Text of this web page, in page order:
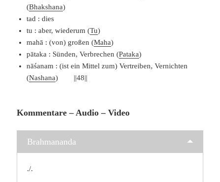
(Bhakshana)
tad : dies
tu : aber, wiederum (Tu)
mahā : (von) großen (Maha)
pātaka : Sünden, Verbrechen (Pataka)
nāśanam : (ist ein Mittel zum) Vertreiben, Vernichten
(Nashana) ||48||
Kommentare – Audio – Video
Brahmananda
./.